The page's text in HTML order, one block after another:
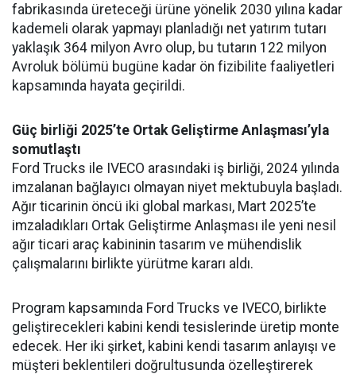
fabrikasında üreteceği ürüne yönelik 2030 yılına kadar
kademeli olarak yapmayı planladığı net yatırım tutarı
yaklaşık 364 milyon Avro olup, bu tutarın 122 milyon
Avroluk bölümü bugüne kadar ön fizibilite faaliyetleri
kapsamında hayata geçirildi.
Güç birliği 2025’te Ortak Geliştirme Anlaşması’yla
somutlaştı
Ford Trucks ile IVECO arasındaki iş birliği, 2024 yılında
imzalanan bağlayıcı olmayan niyet mektubuyla başladı.
Ağır ticarinin öncü iki global markası, Mart 2025’te
imzaladıkları Ortak Geliştirme Anlaşması ile yeni nesil
ağır ticari araç kabininin tasarım ve mühendislik
çalışmalarını birlikte yürütme kararı aldı.
Program kapsamında Ford Trucks ve IVECO, birlikte
geliştirecekleri kabini kendi tesislerinde üretip monte
edecek. Her iki şirket, kabini kendi tasarım anlayışı ve
müşteri beklentileri doğrultusunda özelleştirerek